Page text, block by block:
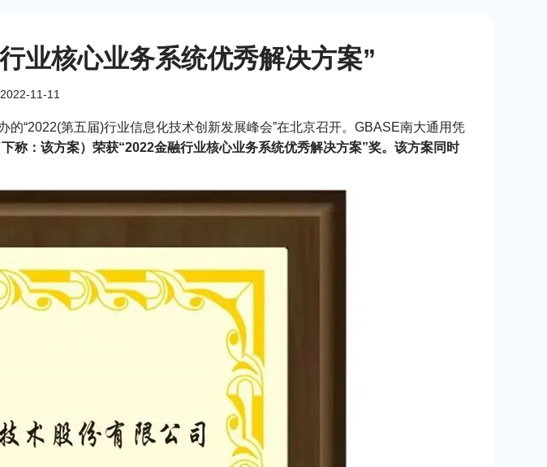
业核心业务系统优秀解决方案”
11-11
“2022(第五届)行业信息化技术创新发展峰会”在北京召开。GBASE南大通用凭
称：该方案）荣获“2022金融行业核心业务系统优秀解决方案”奖。该方案同时